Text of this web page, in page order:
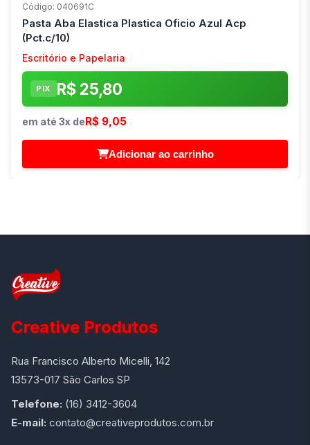
Código: 040691C
Pasta Aba Elastica Plastica Oficio Azul Acp
(Pct.c/10)
Escritório e Papelaria
PIX R$ 25,80
em até 3x deR$ 9,05
Adicionar ao carrinho
Creative Produtos
Rua Francisco Alberto Micelli, 142
13573-017 São Carlos SP
Telefone: (16) 3412-3604
E-mail: contato@creativeprodutos.com.br